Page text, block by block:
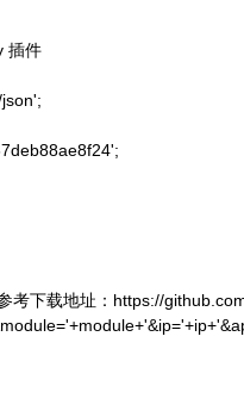
插件
考下载地址：https://